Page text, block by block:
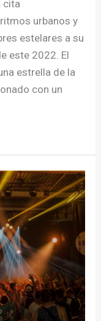
cita
urbanos y
estelares a su
este 2022. El
estrella de la
con un